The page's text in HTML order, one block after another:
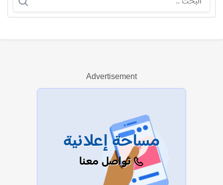
عرض الكل
Advertisement
مساحة إعلانية
تواصل معنا